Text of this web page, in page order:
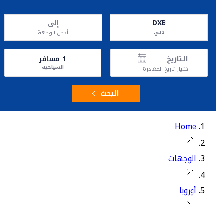
DXB
دبي
إلى
أدخل الوجهة
التاريخ
اختيار تاريخ المغادرة
1 مسافر
السياحية
البحث
Home
الوجهات
أوروبا